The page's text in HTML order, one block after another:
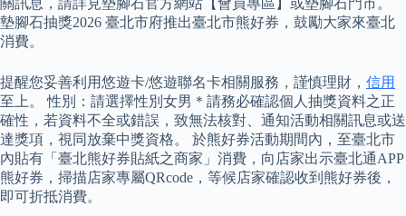
關訊息，請詳見墊腳石官方網站【會員專區】或墊腳石門市。
墊腳石抽獎2026 臺北市府推出臺北市熊好券，鼓勵大家來臺北
消費。
提醒您妥善利用悠遊卡/悠遊聯名卡相關服務，謹慎理財， 信用
至上。 性別：請選擇性別女男＊請務必確認個人抽獎資料之正
確性，若資料不全或錯誤，致無法核對、通知活動相關訊息或送
達獎項，視同放棄中獎資格。 於熊好券活動期間內，至臺北市
內貼有「臺北熊好券貼紙之商家」消費，向店家出示臺北通APP
熊好券，掃描店家專屬QRcode，等候店家確認收到熊好券後，
即可折抵消費。